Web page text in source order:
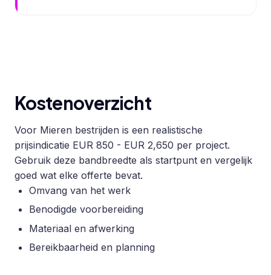
Kostenoverzicht
Voor Mieren bestrijden is een realistische
prijsindicatie EUR 850 - EUR 2,650 per project.
Gebruik deze bandbreedte als startpunt en vergelijk
goed wat elke offerte bevat.
Omvang van het werk
Benodigde voorbereiding
Materiaal en afwerking
Bereikbaarheid en planning